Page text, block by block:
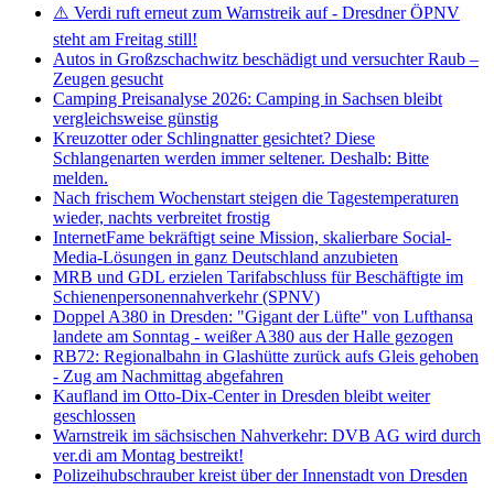
⚠️ Verdi ruft erneut zum Warnstreik auf - Dresdner ÖPNV
steht am Freitag still!
Autos in Großzschachwitz beschädigt und versuchter Raub –
Zeugen gesucht
Camping Preisanalyse 2026: Camping in Sachsen bleibt
vergleichsweise günstig
Kreuzotter oder Schlingnatter gesichtet? Diese
Schlangenarten werden immer seltener. Deshalb: Bitte
melden.
Nach frischem Wochenstart steigen die Tagestemperaturen
wieder, nachts verbreitet frostig
InternetFame bekräftigt seine Mission, skalierbare Social-
Media-Lösungen in ganz Deutschland anzubieten
MRB und GDL erzielen Tarifabschluss für Beschäftigte im
Schienenpersonennahverkehr (SPNV)
Doppel A380 in Dresden: "Gigant der Lüfte" von Lufthansa
landete am Sonntag - weißer A380 aus der Halle gezogen
RB72: Regionalbahn in Glashütte zurück aufs Gleis gehoben
- Zug am Nachmittag abgefahren
Kaufland im Otto-Dix-Center in Dresden bleibt weiter
geschlossen
Warnstreik im sächsischen Nahverkehr: DVB AG wird durch
ver.di am Montag bestreikt!
Polizeihubschrauber kreist über der Innenstadt von Dresden